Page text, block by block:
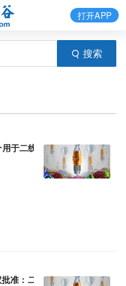
搜索
打开APP
于二线治疗B细胞淋巴瘤
准：二线治疗B细胞淋巴瘤